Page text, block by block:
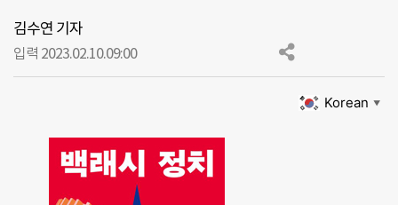
김수연 기자
입력 2023.02.10.09:00
Korean ▼